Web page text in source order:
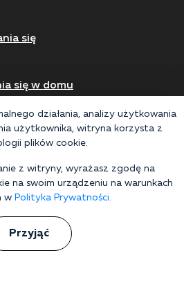
się
się w domu
się w domu
działania, analizy użytkowania
użytkownika, witryna korzysta z
plików cookie.
z witryny, wyrażasz zgodę na
na swoim urządzeniu na warunkach
w Polityka Prywatności.
Przyjąć